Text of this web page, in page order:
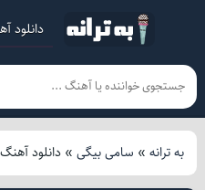
دانلود
به ترانه» سامی بیگی» دانلود